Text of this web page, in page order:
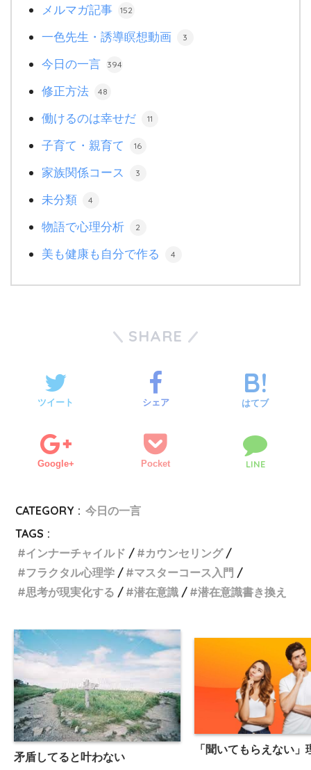
メルマガ記事 152
一色先生・誘導瞑想動画 3
今日の一言 394
修正方法 48
働けるのは幸せだ 11
子育て・親育て 16
家族関係コース 3
未分類 4
物語で心理分析 2
美も健康も自分で作る 4
SHARE
ツイート シェア はてブ
Google+ Pocket LINE
CATEGORY : 今日の一言
TAGS :
インナーチャイルド
カウンセリング
フラクタル心理学
マスターコース入門
思考が現実化する
潜在意識 潜在意識書き換え
矛盾してると叶わない
「聞いてもらえない」